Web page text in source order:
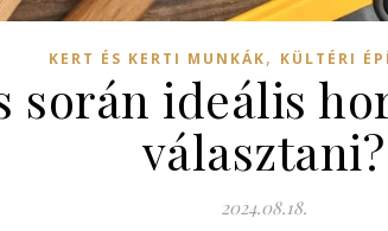
KERT ÉS KERTI MUNKÁK, KÜLTÉRI
során ideális
választani?
2024.08.18.